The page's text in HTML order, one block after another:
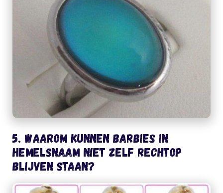
5. Waarom kunnen Barbies in
hemelsnaam niet zelf rechtop
blijven staan?